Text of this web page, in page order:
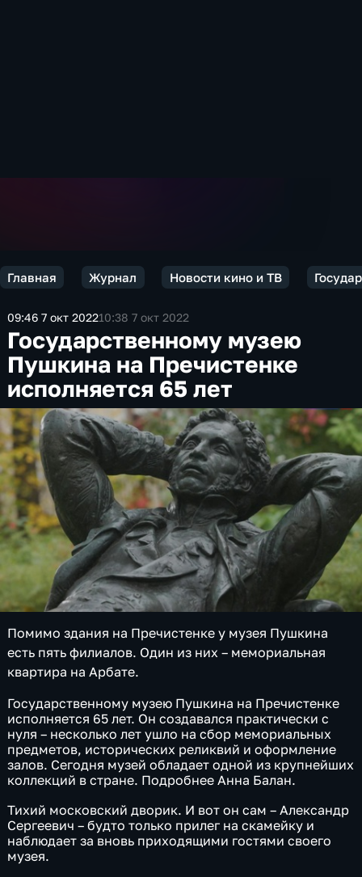
Главная Журнал Новости кино и ТВ
09:46 7 окт 202210:38 7 окт 2022
Государственному музею
Пушкина на Пречистенке
исполняется 65 лет
Помимо здания на Пречистенке у музея Пушкина
есть пять филиалов. Один из них – мемориальная
квартира на Арбате.
Государственному музею Пушкина на Пречистенке
исполняется 65 лет. Он создавался практически с
нуля – несколько лет ушло на сбор мемориальных
предметов, исторических реликвий и оформление
залов. Сегодня музей обладает одной из крупнейших
коллекций в стране. Подробнее Анна Балан.
Тихий московский дворик. И вот он сам – Александр
Сергеевич – будто только прилег на скамейку и
наблюдает за вновь приходящими гостями своего
музея.